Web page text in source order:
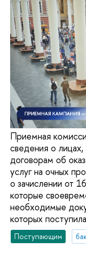
Приемная
сведения о
договорам об
услуг на очных
о зачислении от
которые
необходимые
которых
Поступающим